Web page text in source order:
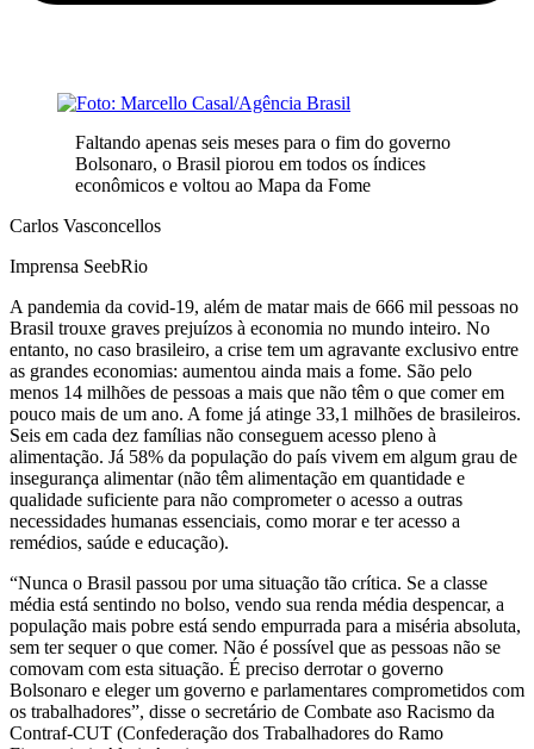
Faltando apenas seis meses para o fim do governo
Bolsonaro, o Brasil piorou em todos os índices
econômicos e voltou ao Mapa da Fome
Carlos Vasconcellos
Imprensa SeebRio
A pandemia da covid-19, além de matar mais de 666 mil pessoas no
Brasil trouxe graves prejuízos à economia no mundo inteiro. No
entanto, no caso brasileiro, a crise tem um agravante exclusivo entre
as grandes economias: aumentou ainda mais a fome. São pelo
menos 14 milhões de pessoas a mais que não têm o que comer em
pouco mais de um ano. A fome já atinge 33,1 milhões de brasileiros.
Seis em cada dez famílias não conseguem acesso pleno à
alimentação. Já 58% da população do país vivem em algum grau de
insegurança alimentar (não têm alimentação em quantidade e
qualidade suficiente para não comprometer o acesso a outras
necessidades humanas essenciais, como morar e ter acesso a
remédios, saúde e educação).
“Nunca o Brasil passou por uma situação tão crítica. Se a classe
média está sentindo no bolso, vendo sua renda média despencar, a
população mais pobre está sendo empurrada para a miséria absoluta,
sem ter sequer o que comer. Não é possível que as pessoas não se
comovam com esta situação. É preciso derrotar o governo
Bolsonaro e eleger um governo e parlamentares comprometidos com
os trabalhadores”, disse o secretário de Combate aso Racismo da
Contraf-CUT (Confederação dos Trabalhadores do Ramo